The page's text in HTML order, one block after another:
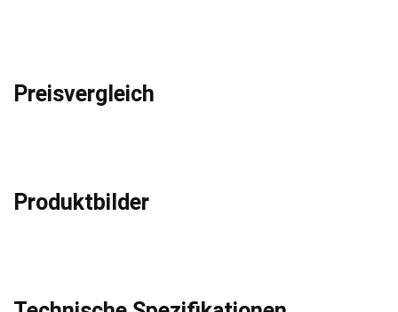
Preisvergleich
Produktbilder